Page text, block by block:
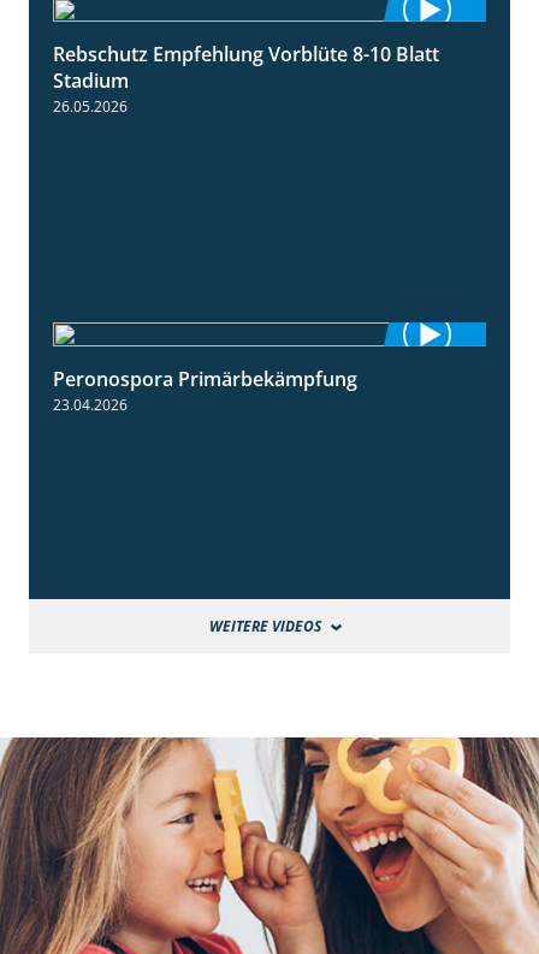
1:55
Rebschutz Empfehlung Vorblüte 8-10 Blatt
Stadium
26.05.2026
Peronospora Primärbekämpfung
23.04.2026
WEITERE VIDEOS